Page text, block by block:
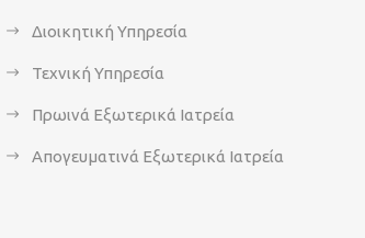
Διοικητική Υπηρεσία
Τεχνική Υπηρεσία
Πρωινά Εξωτερικά Ιατρεία
Απογευματινά Εξωτερικά Ιατρεία